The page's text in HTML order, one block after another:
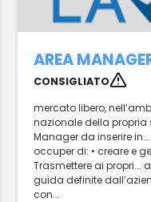
AREA
CONSIGLIATO
mercato libero,
nazionale della propria
Manager da inserire
occuper di: • creare e
Trasmettere ai propri...
guida definite
con...